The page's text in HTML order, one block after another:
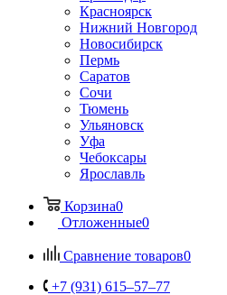
Красноярск
Нижний Новгород
Новосибирск
Пермь
Саратов
Сочи
Тюмень
Ульяновск
Уфа
Чебоксары
Ярославль
Корзина0
Отложенные0
Сравнение товаров0
+7 (931) 615‒57‒77